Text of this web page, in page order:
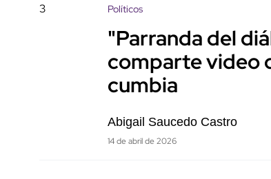
3 Políticos
"Parranda del
comparte video
cumbia
Abigail Saucedo Castro
14 de abril de 2026